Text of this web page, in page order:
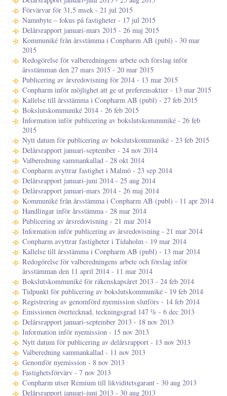
Förvärvar för 31,5 msek - 21 jul 2015
Namnbyte – fokus på fastigheter - 17 jul 2015
Delårsrapport januari-mars 2015 - 26 maj 2015
Kommuniké från årsstämma i Conpharm AB (publ) - 30 mar
2015
Redogörelse för valberedningens arbete och förslag inför
årsstämman den 27 mars 2015 - 20 mar 2015
Publicering av årsredovisning för 2014 - 13 mar 2015
Conpharm inför möjlighet att ge ut preferensaktier - 13 mar 2015
Kallelse till årsstämma i Conpharm AB (publ) - 27 feb 2015
Bokslutskommuniké 2014 - 26 feb 2015
Information inför publicering av bokslutskommuniké - 26 feb
2015
Nytt datum för publicering av bokslutskommuniké - 23 feb 2015
Delårsrapport januari-september - 24 nov 2014
Valberedning sammankallad - 28 okt 2014
Conpharm avyttrar fastighet i Malmö - 23 sep 2014
Delårsrapport januari-juni 2014 - 25 aug 2014
Delårsrapport januari-mars 2014 - 26 maj 2014
Kommuniké från årsstämma i Conpharm AB (publ) - 11 apr 2014
Handlingar inför årsstämma - 28 mar 2014
Publicering av årsredovisning - 21 mar 2014
Information inför publicering av årsredovisning - 21 mar 2014
Conpharm avyttrar fastigheter i Tidaholm - 19 mar 2014
Kallelse till årsstämma i Conpharm AB (publ) - 13 mar 2014
Redogörelse för valberedningens arbete och förslag inför
årsstämman den 11 april 2014 - 11 mar 2014
Bokslutskommuniké för räkenskapsåret 2013 - 24 feb 2014
Tidpunkt för publicering av bokslutskommuniké - 19 feb 2014
Registrering av genomförd nyemission slutförs - 14 feb 2014
Emissionen övertecknad, teckningsgrad 147 % - 6 dec 2013
Delårsrapport januari-september 2013 - 18 nov 2013
Information inför nyemission - 15 nov 2013
Nytt datum för publicering av delårsrapport - 13 nov 2013
Valberedning sammankallad - 11 nov 2013
Genomför nyemission - 8 nov 2013
Fastighetsförvärv - 7 nov 2013
Conpharm utser Remium till likviditetsgarant - 30 aug 2013
Delårsrapport januari-juni 2013 - 30 aug 2013